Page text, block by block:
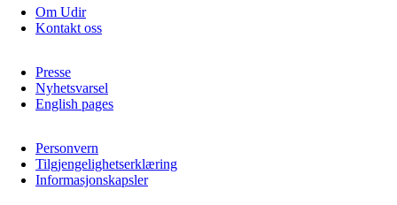
Om Udir
Kontakt oss
Presse
Nyhetsvarsel
English pages
Personvern
Tilgjengelighetserklæring
Informasjonskapsler